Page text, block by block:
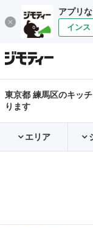
アプリ
インス
東京都 練馬区のキッ
ります
エリア